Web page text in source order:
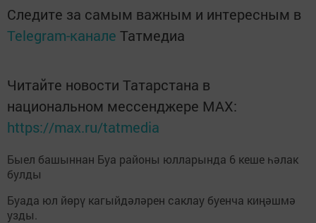
Следите за самым важным и интересным в
Telegram-канале Татмедиа
Читайте новости Татарстана в
национальном мессенджере MАХ:
https://max.ru/tatmedia
Быел башыннан Буа районы юлларында 6 кеше һәлак
булды
Буада юл йөрү кагыйдәләрен саклау буенча киңәшмә
узды.